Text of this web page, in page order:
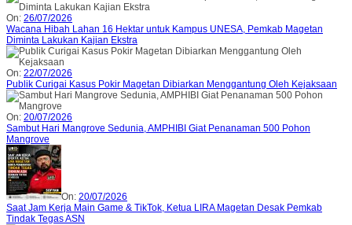
On: 26/07/2026
Wacana Hibah Lahan 16 Hektar untuk Kampus UNESA, Pemkab Magetan
Diminta Lakukan Kajian Ekstra
On: 22/07/2026
Publik Curigai Kasus Pokir Magetan Dibiarkan Menggantung Oleh Kejaksaan
On: 20/07/2026
Sambut Hari Mangrove Sedunia, AMPHIBI Giat Penanaman 500 Pohon
Mangrove
On: 20/07/2026
Saat Jam Kerja Main Game & TikTok, Ketua LIRA Magetan Desak Pemkab
Tindak Tegas ASN